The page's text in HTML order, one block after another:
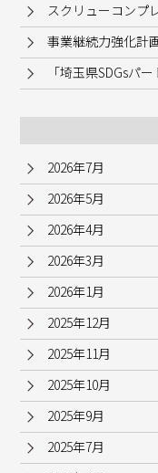
スクリューコンプ
事業継続力強化計
「埼玉県SDGsパ
2026年7月
2026年5月
2026年4月
2026年3月
2026年1月
2025年12月
2025年11月
2025年10月
2025年9月
2025年7月